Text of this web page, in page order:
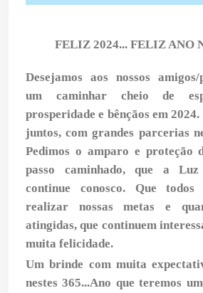
FELIZ 2024... FELIZ
Desejamos aos nossos amigos/
um caminhar cheio de
prosperidade e bênçãos em
juntos, com grandes parcerias
Pedimos o amparo e proteção
passo caminhado, que a
continue conosco. Que todos
realizar nossas metas e
atingidas, que continuem
muita felicidade.
Um brinde com muita
nestes 365...Ano que teremos